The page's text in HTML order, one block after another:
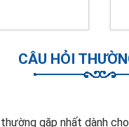
CÂU HỎI
gặp nhất dành